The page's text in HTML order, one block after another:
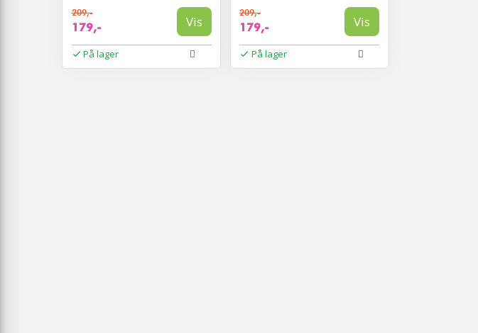
209,-
179,- Vis
På lager
209,-
179,- Vis
På lager